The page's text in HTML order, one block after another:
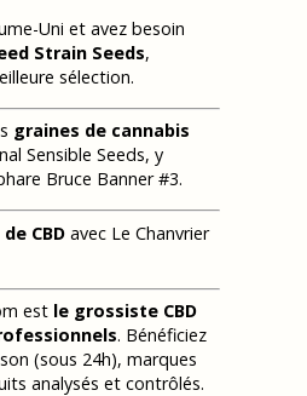
Uni et avez besoin
Strain Seeds,
sélection.
graines de cannabis
Sensible Seeds, y
Bruce Banner #3.
CBD avec Le Chanvrier
est le grossiste CBD
. Bénéficiez
(sous 24h), marques
analysés et contrôlés.